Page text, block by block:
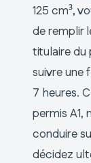
125 cm³,
de remplir
titulaire du
suivre une
7 heures.
permis A1,
conduire
décidez